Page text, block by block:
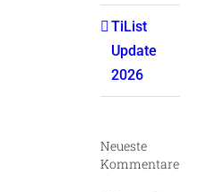
TiList
Update
2026
Neueste
Kommentare